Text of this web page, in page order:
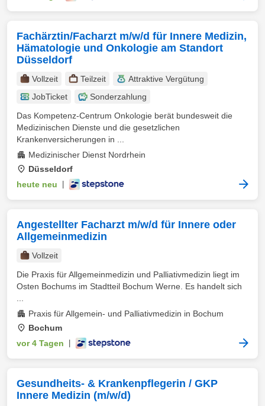
Fachärztin/Facharzt m/w/d für Innere Medizin,
Hämatologie und Onkologie am Standort
Düsseldorf
Vollzeit Teilzeit
Attraktive Vergütung
JobTicket
Sonderzahlung
Das Kompetenz-Centrum Onkologie berät bundesweit die
Medizinischen Dienste und die gesetzlichen
Krankenversicherungen in ...
Medizinischer Dienst Nordrhein
Düsseldorf
heute neu
Angestellter Facharzt m/w/d für Innere oder
Allgemeinmedizin
Vollzeit
Die Praxis für Allgemeinmedizin und Palliativmedizin liegt im
Osten Bochums im Stadtteil Bochum Werne. Es handelt sich
Praxis für Allgemein- und Palliativmedizin in Bochum
Bochum
vor 4 Tagen
Gesundheits- & Krankenpflegerin / GKP
Innere Medizin (m/w/d)